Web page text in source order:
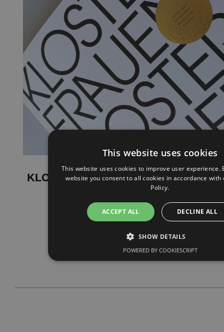
KLOSTERFRAUEN
Mehr anzeigen
This website uses cookies
This website uses cookies to improve user experience.
website you consent to all cookies in accordance with
Policy.
ACCEPT ALL DECLINE ALL
SHOW DETAILS
POWERED BY COOKIESCRIPT